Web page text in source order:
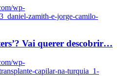
wp-
zamith-e-jorge-camilo-
Vai querer descobrir…
wp-
capilar-na-turquia_1-